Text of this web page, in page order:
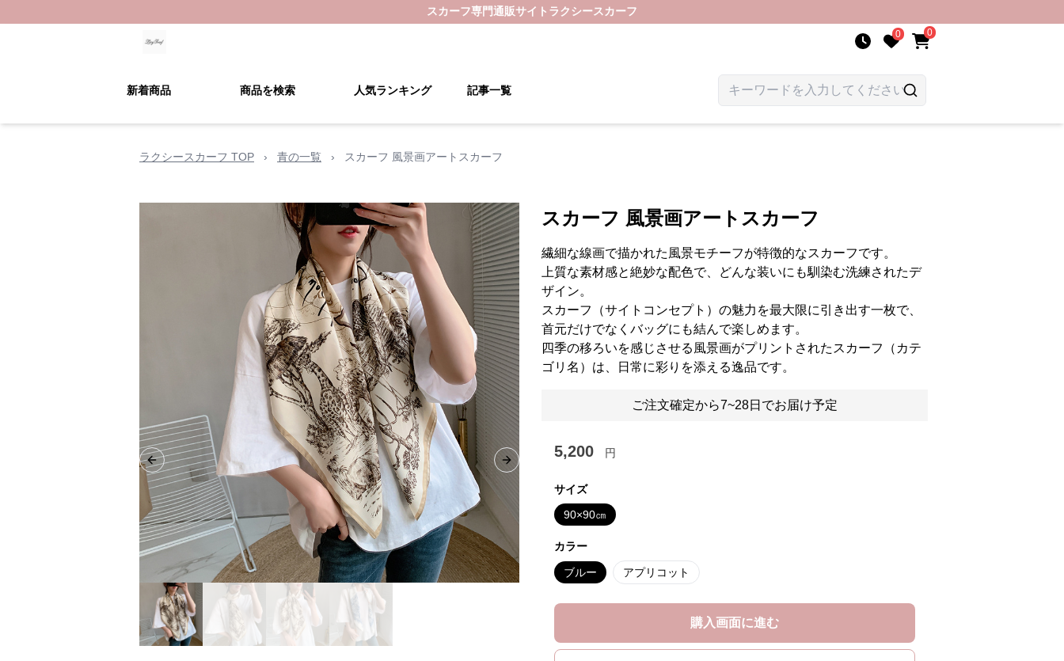
スカーフ専門通販サイト ラクシースカーフ
0 0
新着商品 商品を検索 人気ランキング 記事一覧
ラクシースカーフ TOP › 青の一覧 › スカーフ 風景画アートスカーフ
Previous slide Next slide
スカーフ 風景画アートスカーフ
繊細な線画で描かれた風景モチーフが特徴的なスカーフです。
上質な素材感と絶妙な配色で、どんな装いにも馴染む洗練されたデ
ザイン。
スカーフ（サイトコンセプト）の魅力を最大限に引き出す一枚で、
首元だけでなくバッグにも結んで楽しめます。
四季の移ろいを感じさせる風景画がプリントされたスカーフ（カテ
ゴリ名）は、日常に彩りを添える逸品です。
ご注文確定から7~28日でお届け予定
5,200 円
サイズ
90×90㎝
カラー
ブルー アプリコット
購入画面に進む